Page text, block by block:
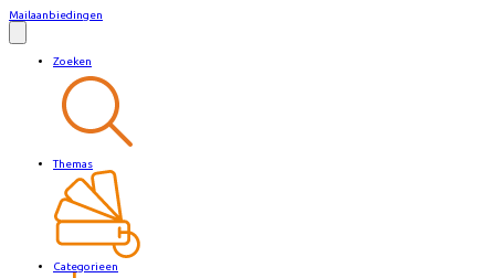
Mailaanbiedingen
Zoeken
Themas
Categorieen